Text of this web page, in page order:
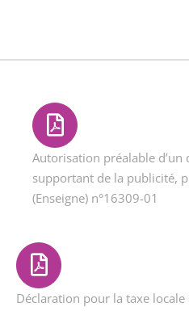
Autorisation préalable
supportant de la publicité,
(Enseigne) n°16309-01
Déclaration pour la taxe